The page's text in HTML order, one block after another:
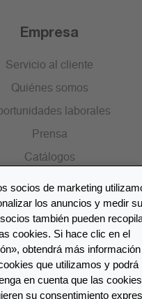
Empresa
Servicio al cliente
Quiénes somos
laborales
Prensa
Catálogos
de distribuidores
más cercano
socios de marketing
los anuncios y medir su
también pueden
cookies. Si hace clic en el
obtendrá más información
que utilizamos y podrá
en cuenta que las cookies
su consentimiento